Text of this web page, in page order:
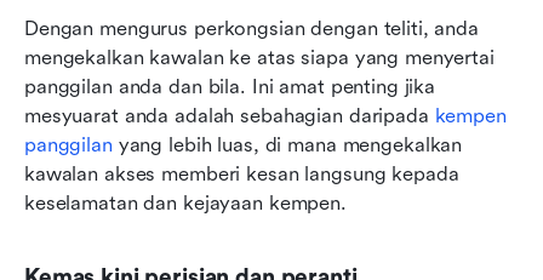
Dengan mengurus perkongsian dengan teliti, anda
mengekalkan kawalan ke atas siapa yang menyertai
panggilan anda dan bila. Ini amat penting jika
mesyuarat anda adalah sebahagian daripada kempen
panggilan yang lebih luas, di mana mengekalkan
kawalan akses memberi kesan langsung kepada
keselamatan dan kejayaan kempen.